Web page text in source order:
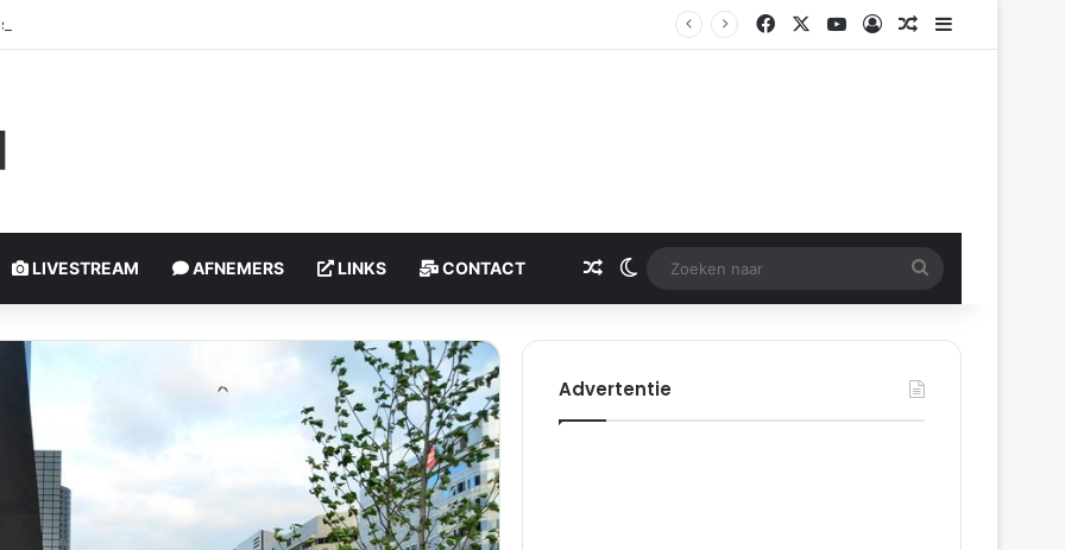
politie onderzoekt incident | Rotterdam-Schiebroek Facebook
X YouTubeLog InGerelateerd artikel
Sidebar
LIVESTREAM AFNEMERS LINKS CONTACT Gerelateerd artikel
Switch skin
Zoeken
naar
Advertentie